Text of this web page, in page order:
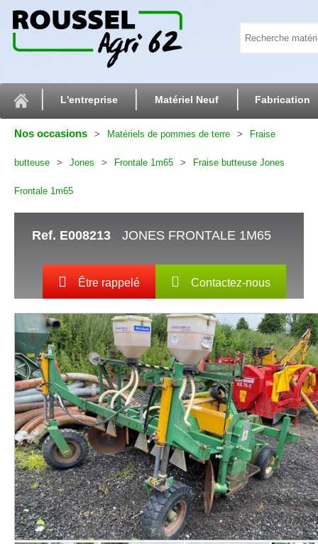
L'entreprise Matériel Neuf Fabrication
Nos occasions Matériels de pommes de terre Fraise
butteuse Jones Frontale 1m65 Fraise butteuse Jones
Frontale 1m65
JONES FRONTALE 1M65
Ref. E008213
Être rappelé Contactez-nous